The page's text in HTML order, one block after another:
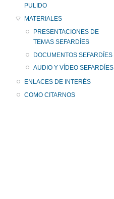
PULIDO
MATERIALES
PRESENTACIONES DE
TEMAS SEFARDÍES
DOCUMENTOS SEFARDÍES
AUDIO Y VÍDEO SEFARDÍES
ENLACES DE INTERÉS
COMO CITARNOS